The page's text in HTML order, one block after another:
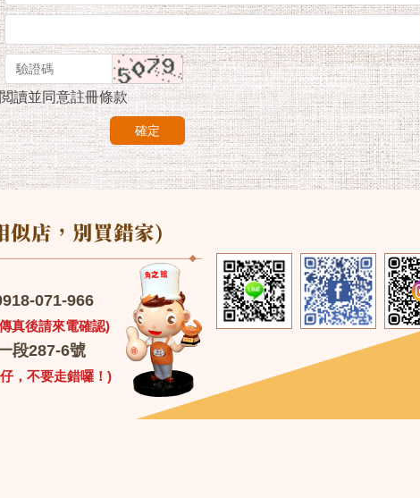
讀並同意註冊條款
確定
071-966
真後請來電確認)
段287-6號
，不要走錯囉！)